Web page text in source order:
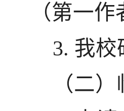
（第一
3. 我校
（二